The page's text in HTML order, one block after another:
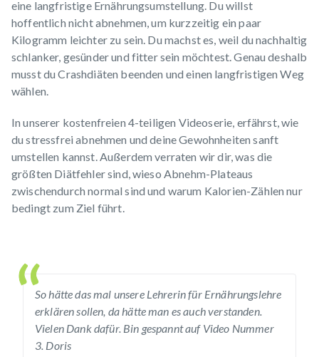
eine langfristige Ernährungsumstellung. Du willst
hoffentlich nicht abnehmen, um kurzzeitig ein paar
Kilogramm leichter zu sein. Du machst es, weil du nachhaltig
schlanker, gesünder und fitter sein möchtest. Genau deshalb
musst du Crashdiäten beenden und einen langfristigen Weg
wählen.
In unserer kostenfreien 4-teiligen Videoserie, erfährst, wie
du stressfrei abnehmen und deine Gewohnheiten sanft
umstellen kannst. Außerdem verraten wir dir, was die
größten Diätfehler sind, wieso Abnehm-Plateaus
zwischendurch normal sind und warum Kalorien-Zählen nur
bedingt zum Ziel führt.
So hätte das mal unsere Lehrerin für Ernährungslehre
erklären sollen, da hätte man es auch verstanden.
Vielen Dank dafür. Bin gespannt auf Video Nummer
3. Doris